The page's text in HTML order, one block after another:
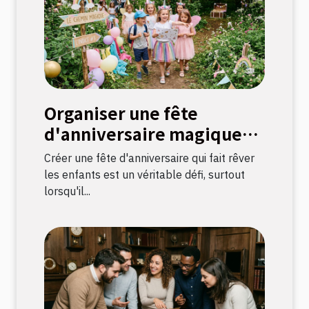
Organiser une fête
d'anniversaire magique
avec une chasse au trésor
sur le thème licorne
Créer une fête d'anniversaire qui fait rêver
les enfants est un véritable défi, surtout
lorsqu'il...